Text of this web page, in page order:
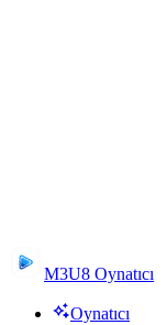
M3U8 Oynatıcı
Oynatıcı